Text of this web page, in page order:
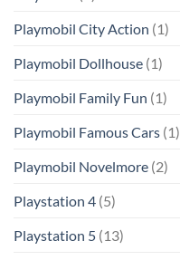
Playmobil City Action (1)
Playmobil Dollhouse (1)
Playmobil Family Fun (1)
Playmobil Famous Cars (1)
Playmobil Novelmore (2)
Playstation 4 (5)
Playstation 5 (13)